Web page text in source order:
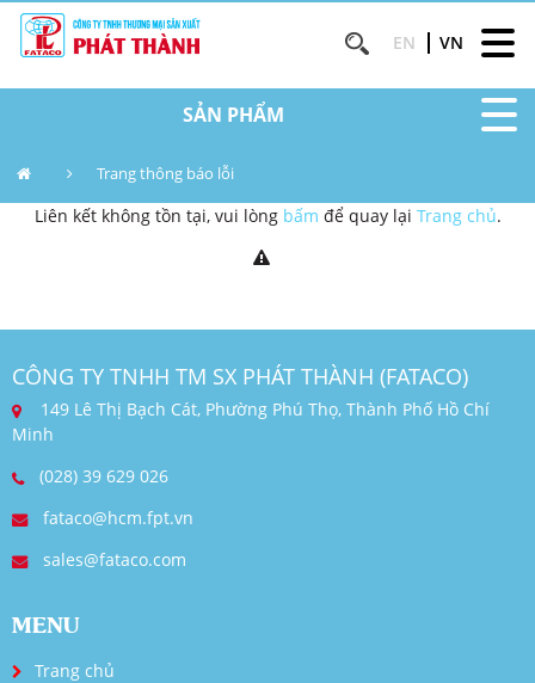
EN VN
SẢN PHẨM
Trang thông báo lỗi
Liên kết không tồn tại, vui lòng bấm để quay lại Trang chủ.
CÔNG TY TNHH TM SX PHÁT THÀNH (FATACO)
149 Lê Thị Bạch Cát, Phường Phú Thọ, Thành Phố Hồ Chí
Minh
(028) 39 629 026
fataco@hcm.fpt.vn
sales@fataco.com
MENU
Trang chủ